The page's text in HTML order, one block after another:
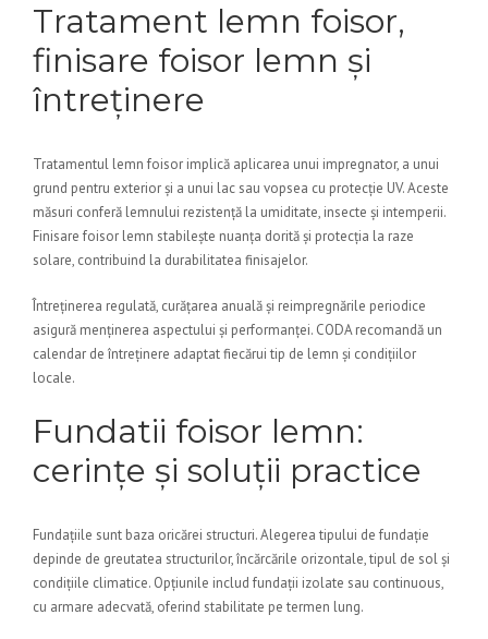
Tratament lemn foisor,
finisare foisor lemn și
întreținere
Tratamentul lemn foisor implică aplicarea unui impregnator, a unui
grund pentru exterior și a unui lac sau vopsea cu protecție UV. Aceste
măsuri conferă lemnului rezistență la umiditate, insecte și intemperii.
Finisare foisor lemn stabilește nuanța dorită și protecția la raze
solare, contribuind la durabilitatea finisajelor.
Întreținerea regulată, curățarea anuală și reimpregnările periodice
asigură menținerea aspectului și performanței. CODA recomandă un
calendar de întreținere adaptat fiecărui tip de lemn și condițiilor
locale.
Fundatii foisor lemn:
cerințe și soluții practice
Fundațiile sunt baza oricărei structuri. Alegerea tipului de fundație
depinde de greutatea structurilor, încărcările orizontale, tipul de sol și
condițiile climatice. Opțiunile includ fundații izolate sau continuous,
cu armare adecvată, oferind stabilitate pe termen lung.